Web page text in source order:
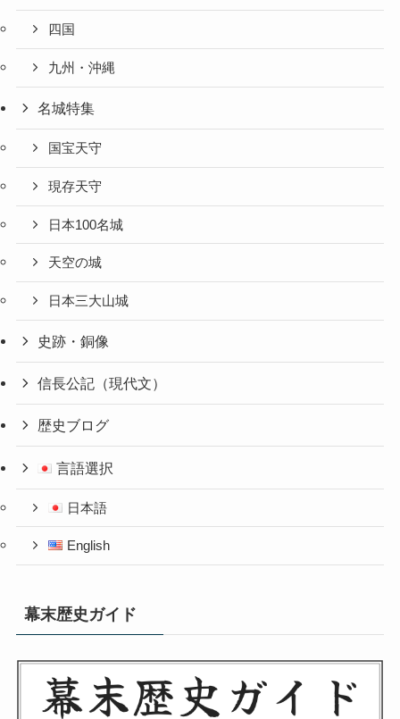
四国
九州・沖縄
名城特集
国宝天守
現存天守
日本100名城
天空の城
日本三大山城
史跡・銅像
信長公記（現代文）
歴史ブログ
言語選択
日本語
English
幕末歴史ガイド